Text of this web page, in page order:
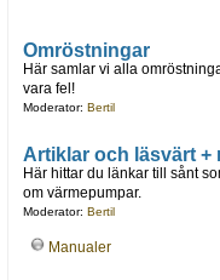
Omröstningar
Här samlar vi alla
vara fel!
Moderator: Bertil
Artiklar och läsvärt +
Här hittar du länkar till sånt
om värmepumpar.
Moderator: Bertil
Manualer